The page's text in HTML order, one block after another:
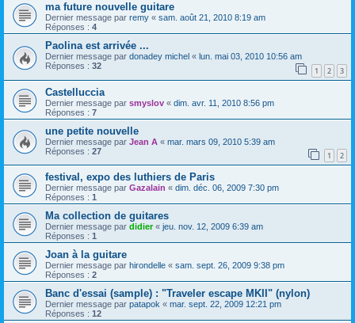
ma future nouvelle guitare
Dernier message par remy « sam. août 21, 2010 8:19 am
Réponses : 4
Paolina est arrivée ...
Dernier message par donadey michel « lun. mai 03, 2010 10:56 am
Réponses : 32 1 2 3
Castelluccia
Dernier message par smyslov « dim. avr. 11, 2010 8:56 pm
Réponses : 7
une petite nouvelle
Dernier message par Jean A « mar. mars 09, 2010 5:39 am
Réponses : 27 1 2
festival, expo des luthiers de Paris
Dernier message par Gazalain « dim. déc. 06, 2009 7:30 pm
Réponses : 1
Ma collection de guitares
Dernier message par didier« jeu. nov. 12, 2009 6:39 am
Réponses : 1
Joan à la guitare
Dernier message par hirondelle « sam. sept. 26, 2009 9:38 pm
Réponses : 2
Banc d'essai (sample) : "Traveler escape MKII" (nylon)
Dernier message par patapok « mar. sept. 22, 2009 12:21 pm
Réponses : 12